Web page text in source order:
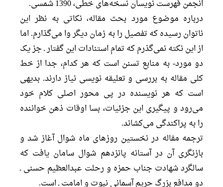
انجمن فهرست نویسان نسخه‌های خطی، 1390 شمسی.
درباره موضوع مورد بحث مقاله، نکاتی به نظر این
ناتوان رسیده که تفصیل را به زمان دیگر وا می‌گذارم. اما
از این نکته نمی‌گذرم که تمام استنادات این گفتار ـ جز یک
دو مورد- به منابع تسنن است که هر کدام، جدا از خط
کلی مقاله به بررسی و تعلیقه نویسی نیاز دارند. بدیهی
است که هر نویسنده در پی محور اصلی کلام خود
می‌رود و پیگیری این جزئیات، بسا اوقات ذهن خواننده
را به پراکندگی می‌کشاند.
ترجمه مقاله در نخستین روزهای ماه شوال آغاز شد و
بازنگری آن در آستانه پانزدهم شوال سامان یافت که
سالگرد شهادت جناب حمزه و رحلت عبدالعظیم حسنی ـ
دو مدافع بزرگ حریم آسمانیِ نبوت و امامت ـ است.